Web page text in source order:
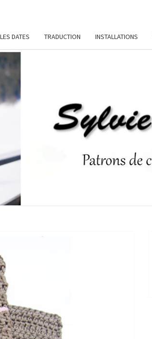
LES DATES TRADUCTION INSTALLATIONS
SYLVIE
Crochet
Et